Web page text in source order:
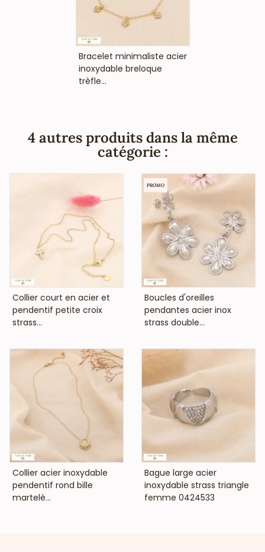
VOIR LE PRIX
Bracelet minimaliste acier
inoxydable breloque
trèfle...
4 autres produits dans la même
catégorie :
VOIR LE PRIX
Collier court en acier et
pendentif petite croix
strass...
VOIR LE PRIX
Boucles d'oreilles
pendantes acier inox
strass double...
PROMO
VOIR LE PRIX
Collier acier inoxydable
pendentif rond bille
martelé...
VOIR LE PRIX
Bague large acier
inoxydable strass triangle
femme 0424533